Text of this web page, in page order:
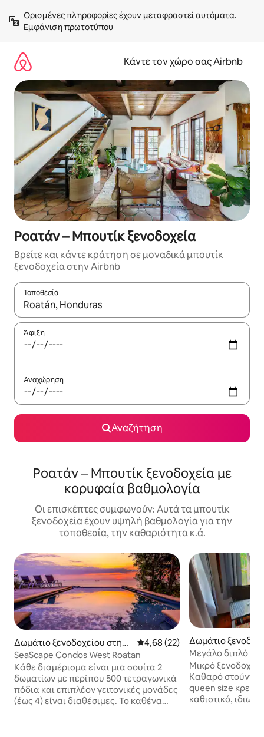
στο
περιεχόμενοΕμφάνιση πρωτοτύπου
Κάντε τον χώρο σας Airbnb
Ροατάν – Μπουτίκ ξενοδοχεία
Βρείτε και κάντε κράτηση σε μοναδικά μπουτίκ
ξενοδοχεία στην Airbnb
Τοποθεσία
Όταν τα αποτελέσματα είναι διαθέσιμα, μπορείτε να
Άφιξη
Αναχώρηση
Αναζήτηση
Ροατάν – Μπουτίκ ξενοδοχεία με
κορυφαία βαθμολογία
Οι επισκέπτες συμφωνούν: Αυτά τα μπουτίκ
ξενοδοχεία έχουν υψηλή βαθμολογία για την
τοποθεσία, την καθαριότητα κ.ά.
Δωμάτιο ξενοδοχείου στην
πόλη West Bay
Μέση βαθμολογία: 4,68 στα 5,
4,68 (22)
SeaScape Condos West Roatan
Κάθε διαμέρισμα είναι μια σουίτα 2
δωματίων με περίπου 500 τετραγωνικά
πόδια και επιπλέον γειτονικές μονάδες
(έως 4) είναι διαθέσιμες. Το καθένα
Δωμάτιο
όλη Sandy Bay
Μεγάλο διπλό
- Πισίνα.
Μικρό
Καθαρό
queen size
καθιστικό,